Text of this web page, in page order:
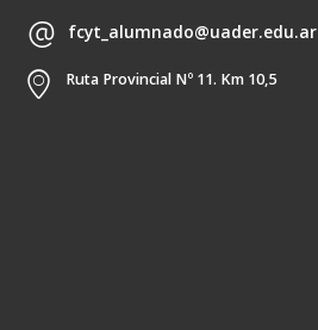
fcyt_alumnado@uader.edu.ar
Ruta Provincial Nº 11. Km 10,5